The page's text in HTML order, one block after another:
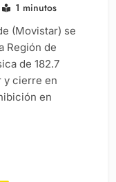
1 minutos
(Movistar) se
Región de
de 182.7
y cierre en
en